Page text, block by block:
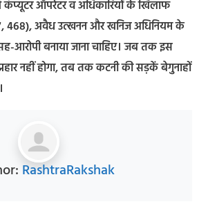
कंप्यूटर ऑपरेटर व अधिकारियों के खिलाफ
468), अवैध उत्खनन और खनिज अधिनियम के
आरोपी बनाया जाना चाहिए। जब तक इस
नहीं होगा, तब तक कटनी की सड़कें बेगुनाहों
RashtraRakshak